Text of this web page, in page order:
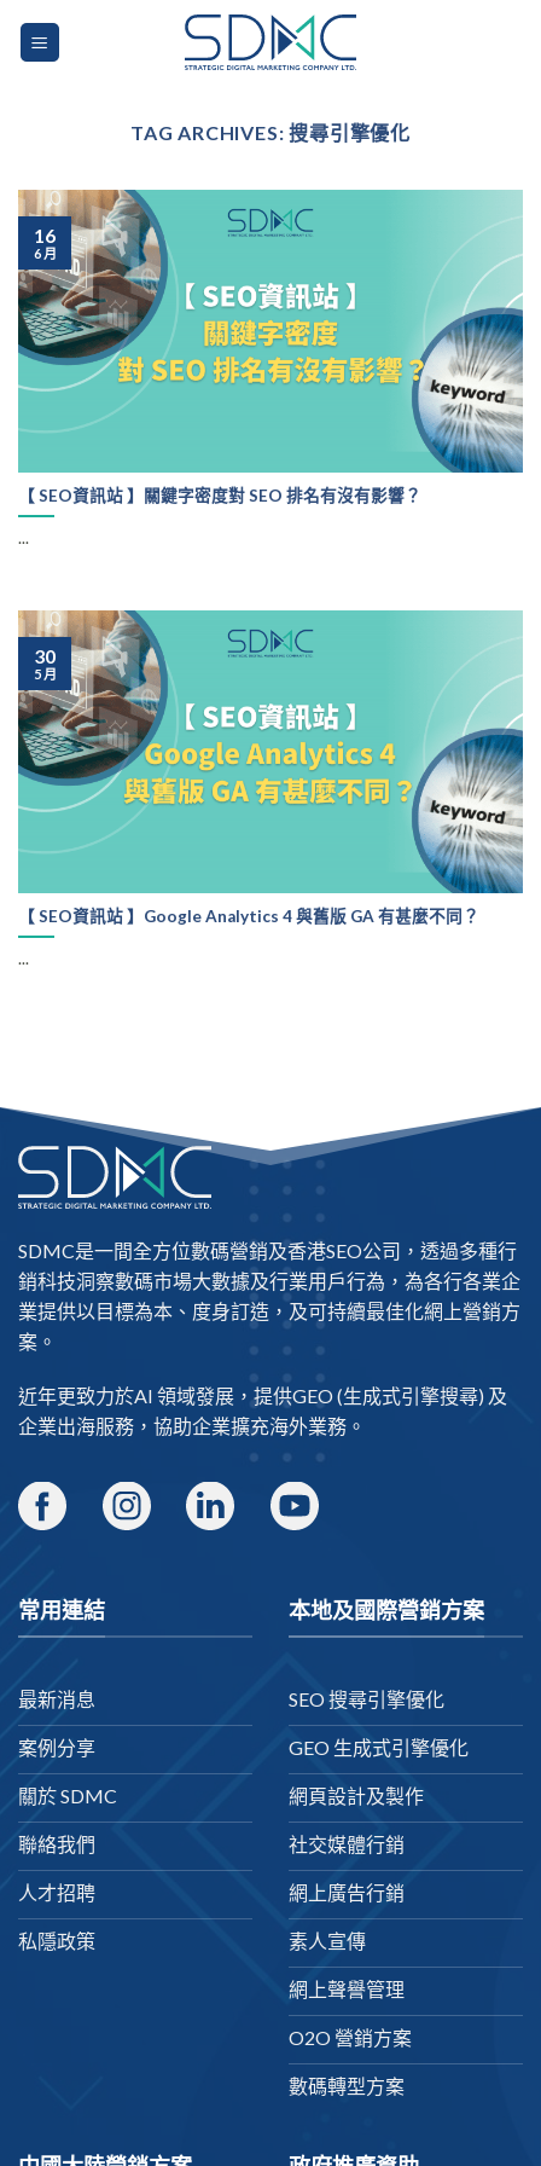
TAG ARCHIVES:搜尋引擎優化
【 SEO資訊站 】關鍵字密度對 SEO 排名有沒有影響？
...
16
6 月
【 SEO資訊站 】Google Analytics 4 與舊版 GA 有甚麼不同？
...
30
5 月
SDMC是一間全方位數碼營銷及香港SEO公司 ，透過多種行
銷科技洞察數碼市場大數據及行業用戶行為，為各行各業企
業提供以目標為本、度身訂造，及可持續最佳化網上營銷方
案。
近年更致力於AI 領域發展，提供GEO(生成式引擎搜尋) 及
企業出海服務，協助企業擴充海外業務。
常用連結
最新消息
案例分享
關於 SDMC
聯絡我們
人才招聘
私隱政策
本地及國際營銷方案
SEO 搜尋引擎優化
GEO 生成式引擎優化
網頁設計及製作
社交媒體行銷
網上廣告行銷
素人宣傳
網上聲譽管理
O2O 營銷方案
數碼轉型方案